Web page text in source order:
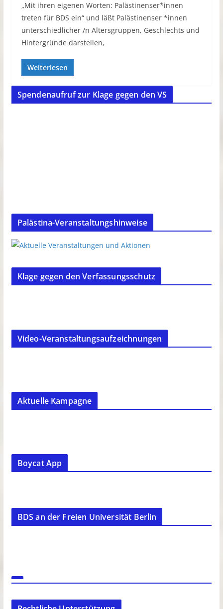
„Mit ihren eigenen Worten: Palästinenser*innen
treten für BDS ein“ und läßt Palästinenser *innen
unterschiedlicher /n Altersgruppen, Geschlechts und
Hintergründe darstellen,
Weiterlesen
Spendenaufruf zur Klage gegen den VS
Palästina-Veranstaltungshinweise
Klage gegen den Verfassungsschutz
Video-Veranstaltungsaufzeichnungen
Aktuelle Kampagne
Boycat App
BDS an der Freien Universität Berlin